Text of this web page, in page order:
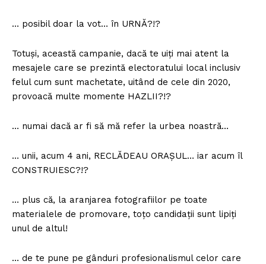
… posibil doar la vot… în URNĂ?!?
Totuși, această campanie, dacă te uiți mai atent la
mesajele care se prezintă electoratului local inclusiv
felul cum sunt machetate, uitând de cele din 2020,
provoacă multe momente HAZLII?!?
… numai dacă ar fi să mă refer la urbea noastră…
… unii, acum 4 ani, RECLĂDEAU ORAȘUL… iar acum îl
CONSTRUIESC?!?
… plus că, la aranjarea fotografiilor pe toate
materialele de promovare, toțo candidații sunt lipiți
unul de altul!
… de te pune pe gânduri profesionalismul celor care